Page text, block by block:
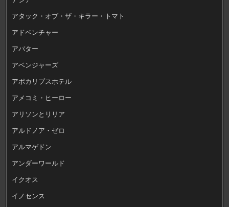
アタック・オブ・ザ・キラー・トマト
アドベンチャー
アバター
アベンジャーズ
アポカリプスホテル
アメコミ・ヒーロー
アリソンとリリア
アルドノア・ゼロ
アルマゲドン
アンダーワールド
イクオス
イノセンス